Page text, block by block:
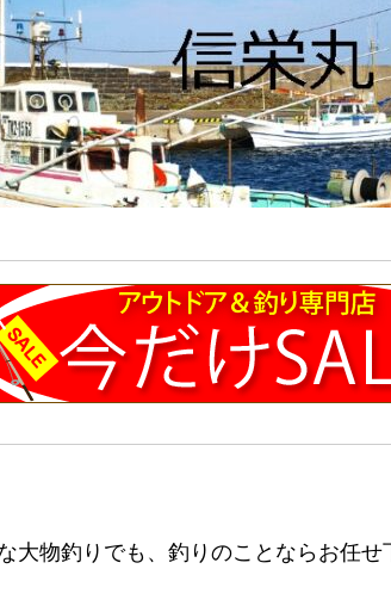
大物釣りでも、釣りのことならお任せ